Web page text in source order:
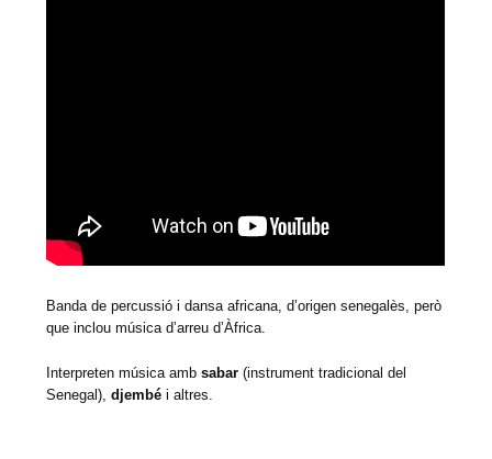
Banda de percussió i dansa africana, d’origen senegalès, però
que inclou música d’arreu d’Àfrica.
Interpreten música ambsabar (instrument tradicional del
Senegal),djembé i altres.